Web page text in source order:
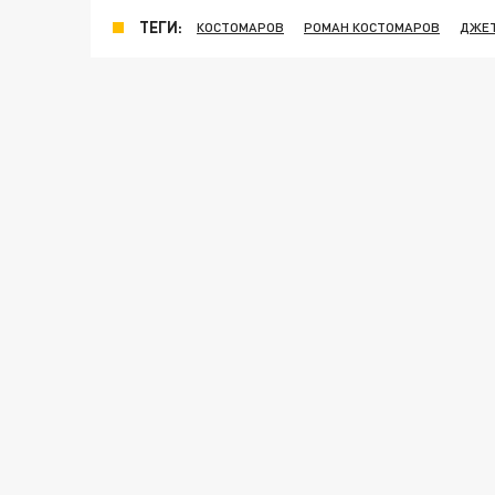
ТЕГИ: КОСТОМАРОВ РОМАН КОСТОМАРОВ